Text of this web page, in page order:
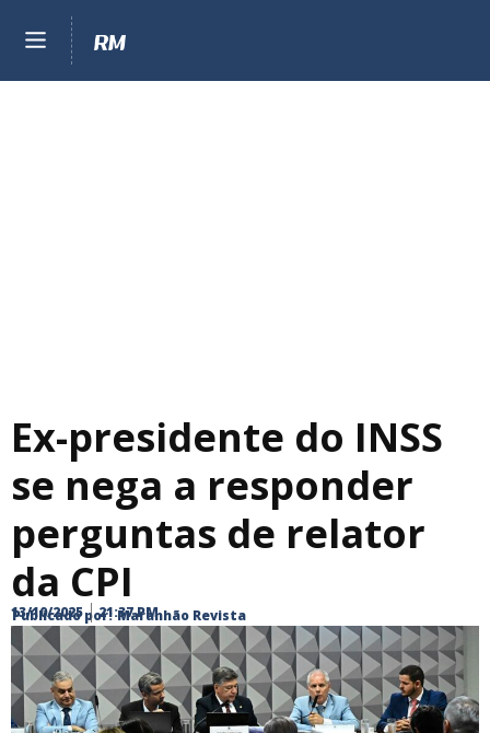
Ex-presidente do INSS
se nega a responder
perguntas de relator
da CPI
Publicado por: Maranhão Revista
13/10/2025 21:37 PM